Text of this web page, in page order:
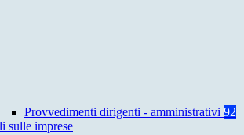
Provvedimenti dirigenti - amministrativi 92
sulle imprese